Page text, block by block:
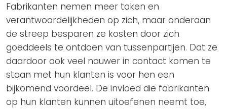
Fabrikanten nemen meer taken en
verantwoordelijkheden op zich, maar onderaan
de streep besparen ze kosten door zich
goeddeels te ontdoen van tussenpartijen. Dat ze
daardoor ook veel nauwer in contact komen te
staan met hun klanten is voor hen een
bijkomend voordeel. De invloed die fabrikanten
op hun klanten kunnen uitoefenen neemt toe,